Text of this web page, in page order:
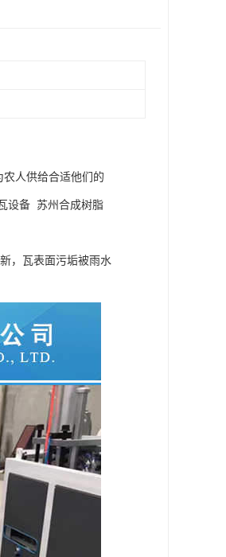
人供给合适他们的
设备 苏州合成树脂
，瓦表面污垢被雨水